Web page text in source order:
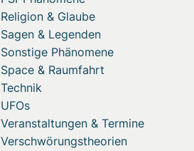
Religion & Glaube
Sagen & Legenden
Sonstige Phänomene
Space & Raumfahrt
Technik
UFOs
Veranstaltungen & Termine
Verschwörungstheorien